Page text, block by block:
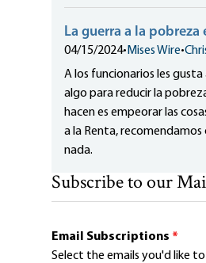
La guerra a la
04/15/2024• Mises Wire•
A los funcionarios les
algo para reducir la
hacen es empeorar las
a la Renta,
nada.
Subscribe to our
Email Subscriptions *
Select the emails you'd like